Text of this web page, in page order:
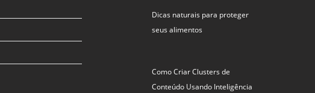
Dicas naturais para proteger
seus alimentos
Como Criar Clusters de
Conteúdo Usando Inteligência